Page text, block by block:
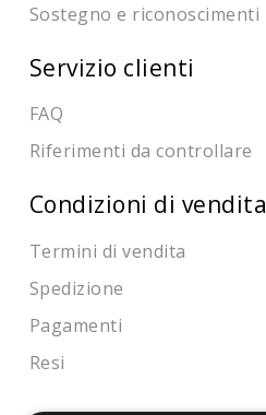
Sostegno e riconoscimenti
Servizio clienti
FAQ
Riferimenti da controllare
Condizioni di vendita
Termini di vendita
Spedizione
Pagamenti
Resi